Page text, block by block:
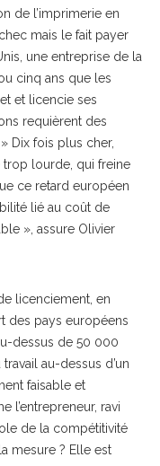
de l’imprimerie en
mais le fait payer
une entreprise de la
cinq ans que les
et licencie ses
requièrent des
Dix fois plus cher,
trop lourde, qui freine
ce retard européen
lié au coût de
», assure Olivier
licenciement, en
des pays européens
dessus de 50 000
au-dessus d’un
faisable et
l’entrepreneur, ravi
de la compétitivité
mesure ? Elle est